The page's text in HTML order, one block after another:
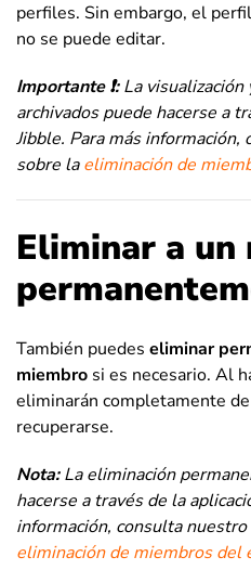
perfiles. Sin embargo, el
no se puede editar.
Importante ❗:La visualización
archivados puede hacerse a
Jibble. Para más
sobre laeliminación de
Eliminar a un
También puedes eliminar
miembro si es necesario. Al
eliminarán completamente
recuperarse.
Nota:La eliminación
hacerse a través de la
información, consulta
eliminación de miembros del